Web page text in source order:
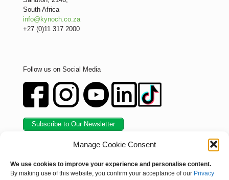
Manage Cookie Consent
We use cookies to improve your experience and personalise content.
By making use of this website, you confirm your acceptance of our Privacy
South Africa
info@kynoch.co.za
+27 (0)11 317 2000
Follow us on Social Media
Subscribe to Our Newsletter